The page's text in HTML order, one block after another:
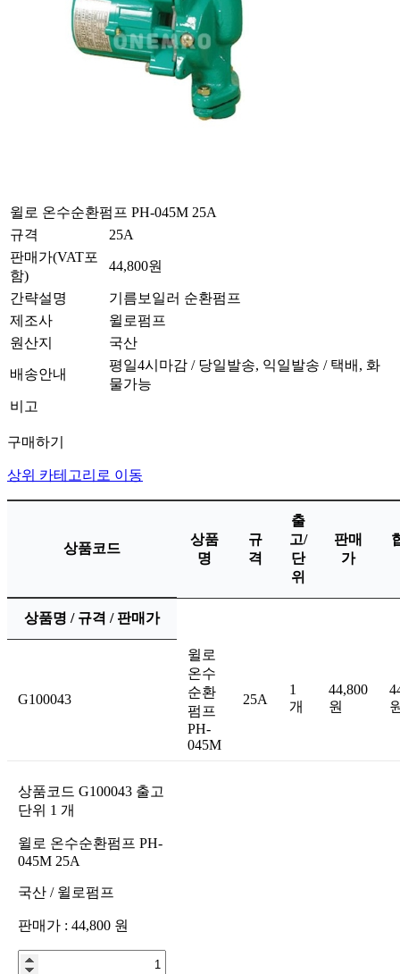
윌로 온수순환펌프 PH-045M 25A
규격
25A
판매가(VAT포
함)
44,800원
간략설명
기름보일러 순환펌프
제조사
윌로펌프
원산지
국산
배송안내
평일4시마감 / 당일발송, 익일발송 / 택배, 화
물가능
비고
구매하기
상위 카테고리로 이동
상품코드
상품
명
규
격
출
고/
단
위
판매
가
상품명 / 규격 / 판매가
G100043
윌로
온수
순환
펌프
PH-
045M
25A
1
개
44,800
원
상품코드 G100043 출고
단위 1 개
윌로 온수순환펌프 PH-
045M 25A
국산 / 윌로펌프
판매가 : 44,800 원